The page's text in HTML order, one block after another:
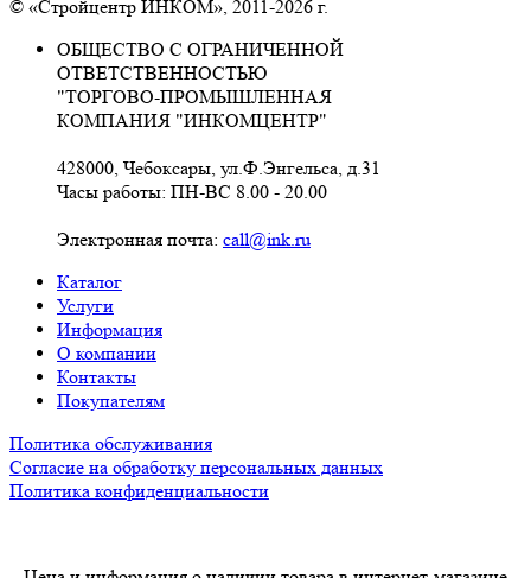
© «Стройцентр ИНКОМ», 2011-2026 г.
ОБЩЕСТВО С ОГРАНИЧЕННОЙ
ОТВЕТСТВЕННОСТЬЮ
"ТОРГОВО-ПРОМЫШЛЕННАЯ
КОМПАНИЯ "ИНКОМЦЕНТР"
428000, Чебоксары, ул.Ф.Энгельса, д.31
Часы работы: ПН-ВС 8.00 - 20.00
Электронная почта: call@ink.ru
Каталог
Услуги
Информация
О компании
Контакты
Покупателям
Политика обслуживания
Согласие на обработку персональных данных
Политика конфиденциальности